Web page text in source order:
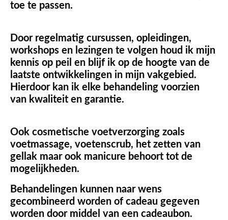
toe te passen.
Door regelmatig cursussen, opleidingen,
workshops en lezingen te volgen houd ik mijn
kennis op peil en blijf ik op de hoogte van de
laatste ontwikkelingen in mijn vakgebied.
Hierdoor kan ik elke behandeling voorzien
van kwaliteit en garantie.
Ook cosmetische voetverzorging zoals
voetmassage, voetenscrub, het zetten van
gellak maar ook manicure behoort tot de
mogelijkheden.
Behandelingen kunnen naar wens
gecombineerd worden of cadeau gegeven
worden door middel van een cadeaubon.